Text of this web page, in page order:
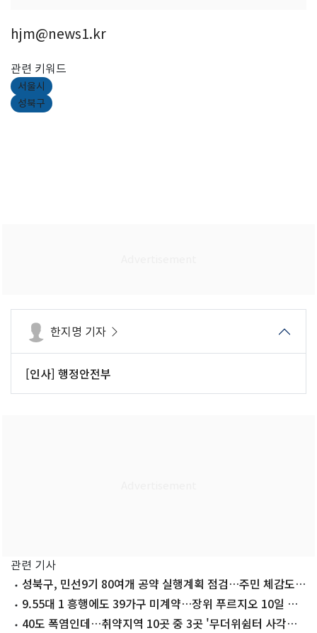
hjm@news1.kr
관련 키워드
서울시
성북구
한지명 기자
[인사] 행정안전부
관련 기사
성북구, 민선9기 80여개 공약 실행계획 점검…주민 체감도
높인다
9.55대 1 흥행에도 39가구 미계약…장위 푸르지오 10일 무
순위 청약
40도 폭염인데…취약지역 10곳 중 3곳 '무더위쉼터 사각지